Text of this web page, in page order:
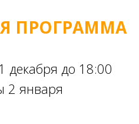
ПРОГРАММА
декабря до 18:00
2 января